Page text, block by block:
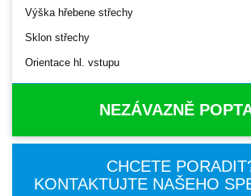
Výška hřebene střechy
Sklon střechy
Orientace hl. vstupu
NEZÁVAZNĚ
CHCETE
KONTAKTUJTE NAŠEHO